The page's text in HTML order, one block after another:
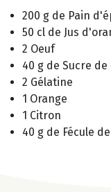
200 g de Pain
50 cl de Jus
2 Oeuf
40 g de Sucre de
2 Gélatine
1 Orange
1 Citron
40 g de Fécule